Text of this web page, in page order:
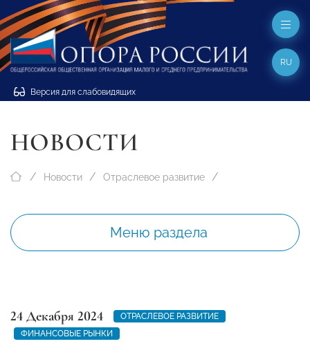
Версия для слабовидящих
RU
НОВОСТИ
Новости Отраслевое развитие
Меню раздела
24 Декабря 2024
ОТРАСЛЕВОЕ РАЗВИТИЕ
ФИНАНСОВЫЕ РЫНКИ